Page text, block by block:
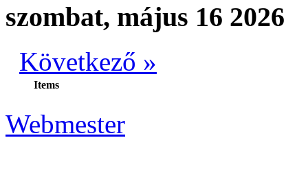
szombat, május 16 2026
Következő »
Items
Webmester